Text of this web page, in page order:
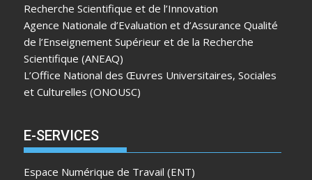
Recherche Scientifique et de l’Innovation
Agence Nationale d’Evaluation et d’Assurance Qualité
de l’Enseignement Supérieur et de la Recherche
Scientifique (ANEAQ)
L’Office National des Œuvres Universitaires, Sociales
et Culturelles (ONOUSC)
E-SERVICES
Espace Numérique de Travail (ENT)